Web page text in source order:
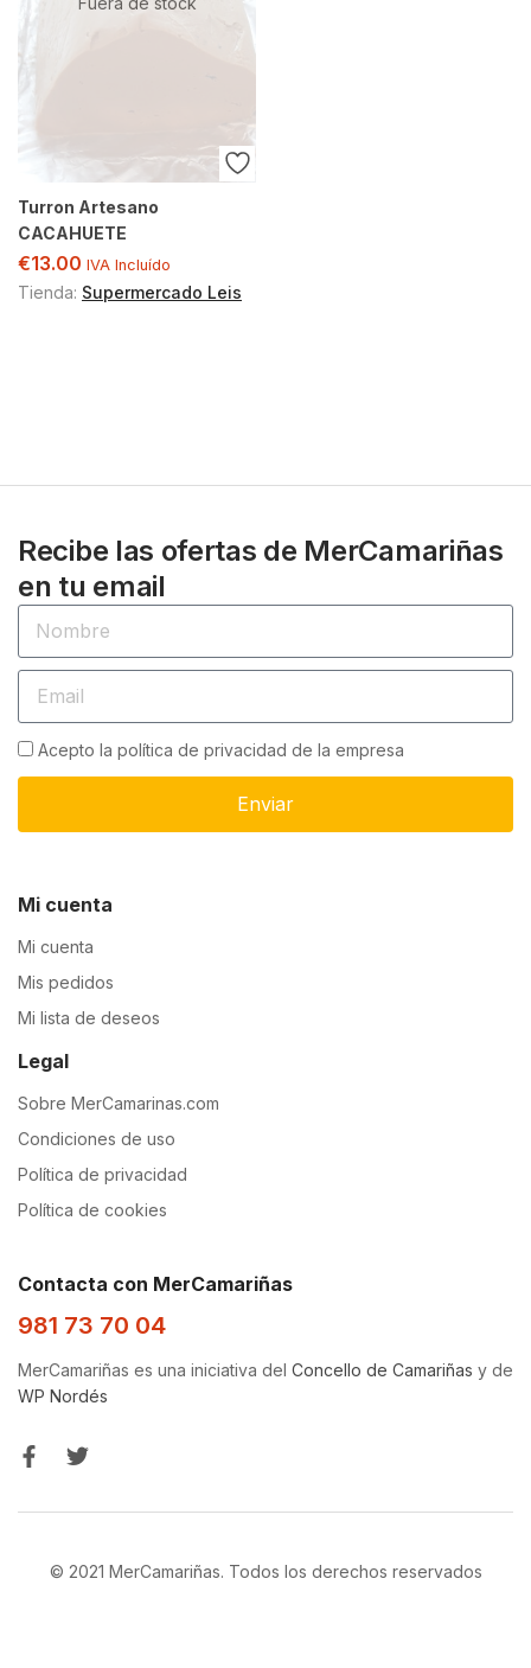
Turron Artesano
CACAHUETE
€13.00 IVA Incluído
Tienda: Supermercado Leis
Recibe las ofertas de MerCamariñas
en tu email
Acepto la política de privacidad de la empresa
Enviar
Mi cuenta
Mi cuenta
Mis pedidos
Mi lista de deseos
Legal
Sobre MerCamarinas.com
Condiciones de uso
Política de privacidad
Política de cookies
Contacta con MerCamariñas
981 73 70 04
MerCamariñas es una iniciativa del Concello de Camariñas y de
WP Nordés
© 2021 MerCamariñas. Todos los derechos reservados